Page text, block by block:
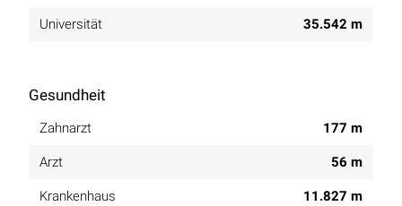
Universität 35.542 m
Gesundheit
Zahnarzt 177 m
Arzt 56 m
Krankenhaus 11.827 m